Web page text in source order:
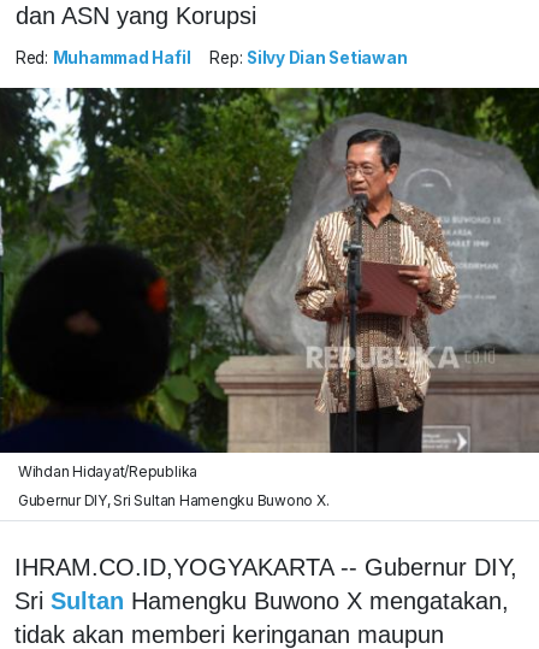
dan ASN yang Korupsi
Red: Muhammad Hafil Rep: Silvy Dian Setiawan
Wihdan Hidayat/Republika
Gubernur DIY, Sri Sultan Hamengku Buwono X.
IHRAM.CO.ID,YOGYAKARTA -- Gubernur DIY,
Sri Sultan Hamengku Buwono X mengatakan,
tidak akan memberi keringanan maupun